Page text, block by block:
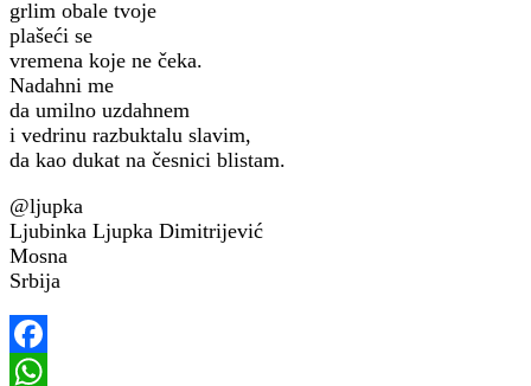
grlim obale tvoje
plašeći se
vremena koje ne čeka.
Nadahni me
da umilno uzdahnem
i vedrinu razbuktalu slavim,
da kao dukat na česnici blistam.
@ljupka
Ljubinka Ljupka Dimitrijević
Mosna
Srbija
Facebook